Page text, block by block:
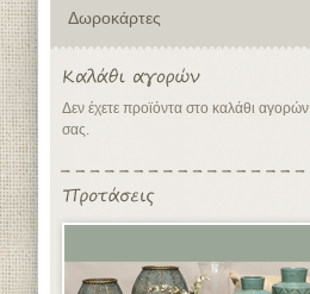
Δωροκάρτες
Δεν έχετε προϊόντα στο καλάθι αγορών
σας.